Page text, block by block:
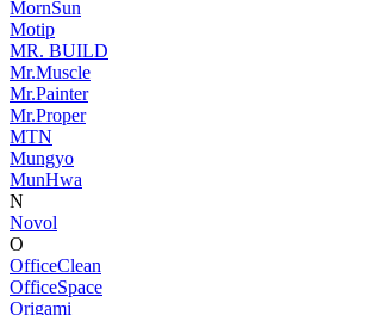
MornSun
Motip
MR. BUILD
Mr.Muscle
Mr.Painter
Mr.Proper
MTN
Mungyo
MunHwa
N
Novol
O
OfficeClean
OfficeSpace
Origami